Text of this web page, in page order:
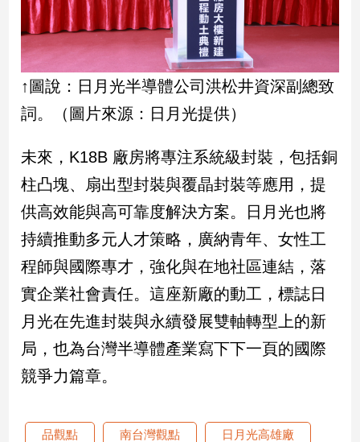
影
音
專
區
合
作
媒
體
投
稿
專
區
【我
的
↑圖說：日月光半導體公司洪松井資深副總致
詞。（圖片來源：日月光提供）
未來，K18B 廠房將專注系統級封裝，包括銅
柱凸塊、扇出型封裝與覆晶封裝等應用，提
供高效能與高可靠度解決方案。日月光也將
持續推動多元人才策略，廣納青年、女性工
程師與國際專才，強化與在地社區連結，落
實企業社會責任。這座新廠的動工，標誌日
月光在先進封裝與永續發展雙軸轉型上的新
局，也為台灣半導體產業寫下下一頁的國際
競爭力篇章。
品觀點 南台灣觀點 日月光高雄廠